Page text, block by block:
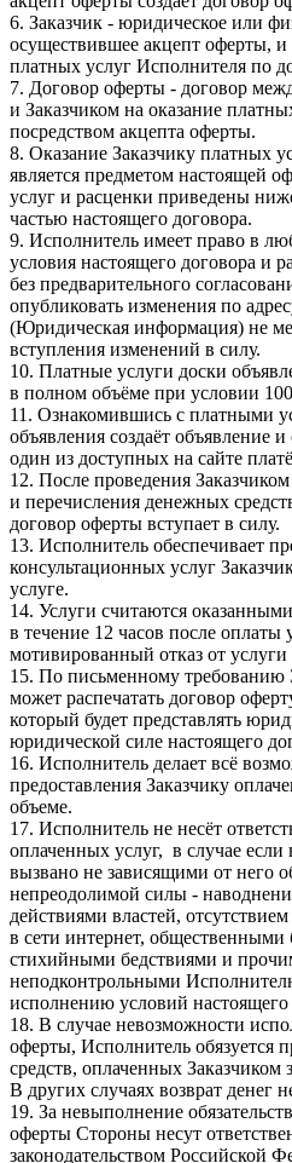
6. Заказчик - юридическое или
осуществившее акцепт оферты,
платных услуг Исполнителя по
7. Договор оферты - договор
и Заказчиком на оказание
посредством акцепта оферты.
8. Оказание Заказчику платных
является предметом настоящей
услуг и расценки приведены
частью настоящего договора.
9. Исполнитель имеет право в
условия настоящего договора и
без предварительного
опубликовать изменения по
(Юридическая информация) не
вступления изменений в силу.
10. Платные услуги доски
в полном объёме при условии
11. Ознакомившись с платными
объявления создаёт объявление и
один из доступных на сайте
12. После проведения
и перечисления денежных
договор оферты вступает в силу.
13. Исполнитель обеспечивает
консультационных услуг
услуге.
14. Услуги считаются
в течение 12 часов после оплаты
мотивированный отказ от
15. По письменному требованию
может распечатать договор
который будет представлять
юридической силе настоящего
16. Исполнитель делает всё
предоставления Заказчику
объеме.
17. Исполнитель не несёт
оплаченных услуг, в случае
вызвано не зависящими от него
непреодолимой силы -
действиями властей,
в сети интернет,
стихийными бедствиями и
неподконтрольными
исполнению условий
18. В случае невозможности
оферты, Исполнитель обязуется
средств, оплаченных Заказчиком
В других случаях возврат денег
19. За невыполнение
оферты Стороны несут
законодательством Российской